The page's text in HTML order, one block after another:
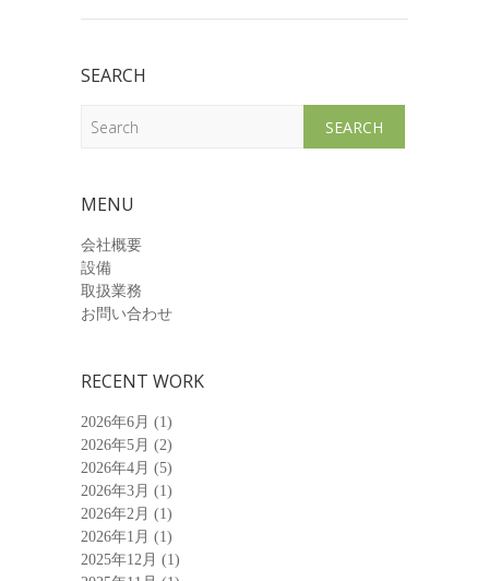
SEARCH
MENU
会社概要
設備
取扱業務
お問い合わせ
RECENT WORK
2026年6月 (1)
2026年5月 (2)
2026年4月 (5)
2026年3月 (1)
2026年2月 (1)
2026年1月 (1)
2025年12月 (1)